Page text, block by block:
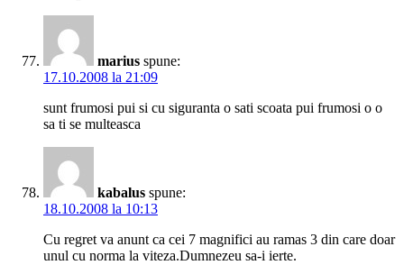
marius spune:
17.10.2008 la 21:09
sunt frumosi pui si cu siguranta o sati scoata pui frumosi o o
sa ti se multeasca
kabalus spune:
18.10.2008 la 10:13
Cu regret va anunt ca cei 7 magnifici au ramas 3 din care doar
unul cu norma la viteza.Dumnezeu sa-i ierte.